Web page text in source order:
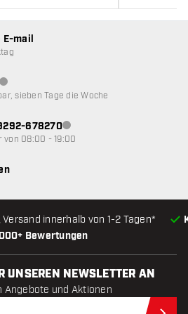
Bewertungen
, Versand innerhalb von 1-2 Tagen*
E-mail
Kundenservice nicht verfügbar
sieben Tage die Woche
678270Kundenservice nicht
von 08:00 - 19:00
UNSEREN NEWSLETTER AN
Angebote und Aktionen